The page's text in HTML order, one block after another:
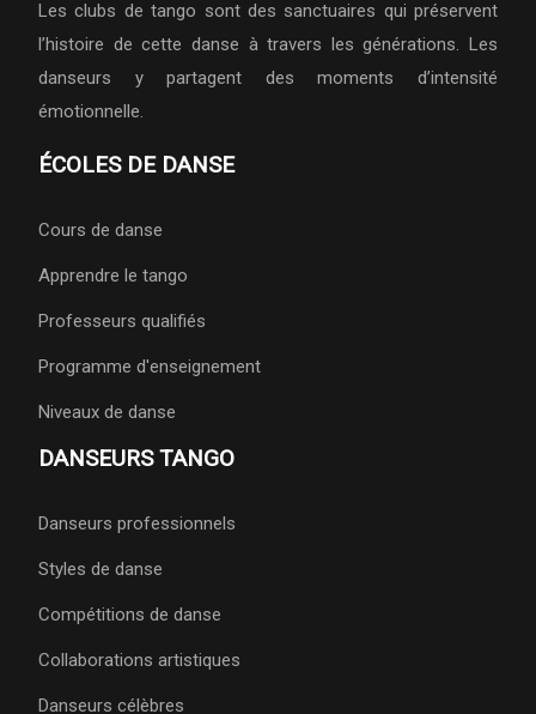
Les clubs de tango sont des sanctuaires qui préservent
l’histoire de cette danse à travers les générations. Les
danseurs y partagent des moments d’intensité
émotionnelle.
ÉCOLES DE DANSE
Cours de danse
Apprendre le tango
Professeurs qualifiés
Programme d'enseignement
Niveaux de danse
DANSEURS TANGO
Danseurs professionnels
Styles de danse
Compétitions de danse
Collaborations artistiques
Danseurs célèbres